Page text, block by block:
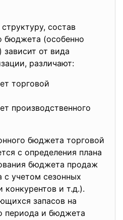
состав
бюджета (особенно
от вида
различают:
торговой
производственного
бюджета торговой
с определения плана
бюджета продаж
с учетом сезонных
конкурентов и т.д.).
запасов на
периода и бюджета